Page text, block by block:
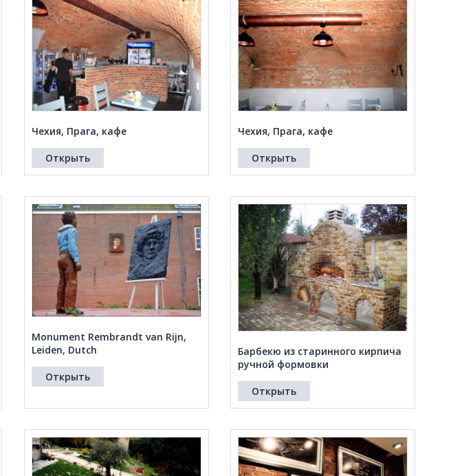
Чехия, Прага, кафе
Открыть
Чехия, Прага, кафе
Открыть
Monument Rembrandt van Rijn,
Leiden, Dutch
Открыть
Барбекю из старинного кирпича
ручной формовки
Открыть